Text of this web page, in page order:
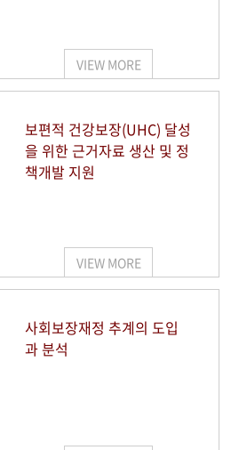
VIEW MORE
보편적 건강보장(UHC) 달성
을 위한 근거자료 생산 및 정
책개발 지원
VIEW MORE
사회보장재정 추계의 도입
과 분석